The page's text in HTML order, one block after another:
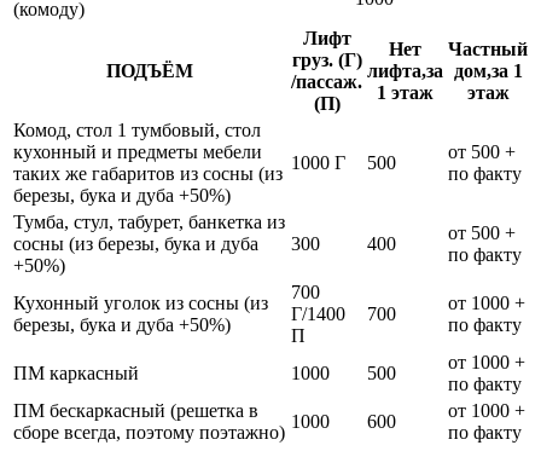
(комоду)
ПОДЪЁМ
Лифт
груз. (Г)
/пассаж.
(П)
Нет
лифта,за
1 этаж
Частный
дом,за 1
этаж
Комод, стол 1 тумбовый, стол
кухонный и предметы мебели
таких же габаритов из сосны (из
березы, бука и дуба +50%)
1000 Г 500
от 500 +
по факту
Тумба, стул, табурет, банкетка из
сосны (из березы, бука и дуба
+50%)
300 400
от 500 +
по факту
Кухонный уголок из сосны (из
березы, бука и дуба +50%)
700
Г/1400
П
700
от 1000 +
по факту
ПМ каркасный 1000 500
от 1000 +
по факту
ПМ бескаркасный (решетка в
сборе всегда, поэтому поэтажно)
1000 600
от 1000 +
по факту